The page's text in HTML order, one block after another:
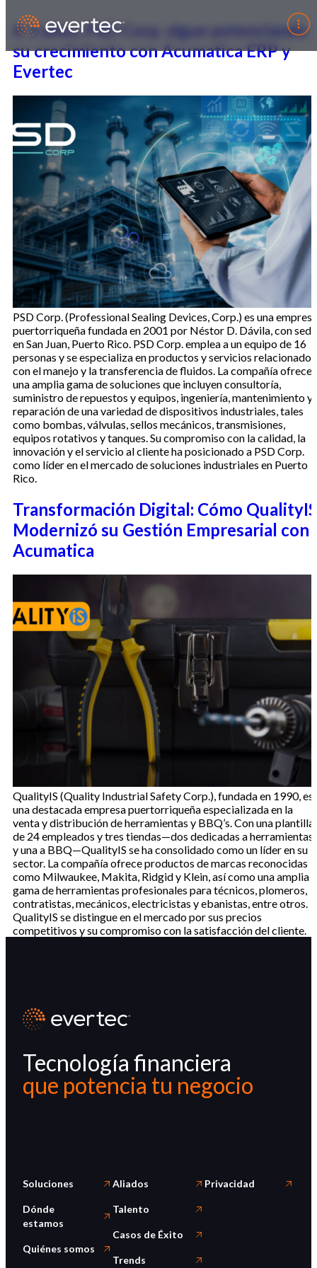
A 3 años, PSD Corp. sigue potenciando
su crecimiento con Acumatica ERP y
Evertec
PSD Corp. (Professional Sealing Devices, Corp.) es una empresa
puertorriqueña fundada en 2001 por Néstor D. Dávila, con sede
en San Juan, Puerto Rico. PSD Corp. emplea a un equipo de 16
personas y se especializa en productos y servicios relacionados
con el manejo y la transferencia de fluidos. La compañía ofrece
una amplia gama de soluciones que incluyen consultoría,
suministro de repuestos y equipos, ingeniería, mantenimiento y
reparación de una variedad de dispositivos industriales, tales
como bombas, válvulas, sellos mecánicos, transmisiones,
equipos rotativos y tanques. Su compromiso con la calidad, la
innovación y el servicio al cliente ha posicionado a PSD Corp.
como líder en el mercado de soluciones industriales en Puerto
Rico.
Transformación Digital: Cómo QualityIS
Modernizó su Gestión Empresarial con
Acumatica
QualityIS (Quality Industrial Safety Corp.), fundada en 1990, es
una destacada empresa puertorriqueña especializada en la
venta y distribución de herramientas y BBQ’s. Con una plantilla
de 24 empleados y tres tiendas—dos dedicadas a herramientas
y una a BBQ—QualityIS se ha consolidado como un líder en su
sector. La compañía ofrece productos de marcas reconocidas
como Milwaukee, Makita, Ridgid y Klein, así como una amplia
gama de herramientas profesionales para técnicos, plomeros,
contratistas, mecánicos, electricistas y ebanistas, entre otros.
QualityIS se distingue en el mercado por sus precios
competitivos y su compromiso con la satisfacción del cliente.
Tecnología financiera
que potencia tu negocio
Soluciones
Dónde
estamos
Quiénes somos
Aliados
Talento
Casos de Éxito
Trends
Privacidad